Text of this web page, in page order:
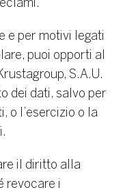
e per motivi legati
puoi opporti al
S.A.U.
dei dati, salvo per
o l’esercizio o la
il diritto alla
revocare i